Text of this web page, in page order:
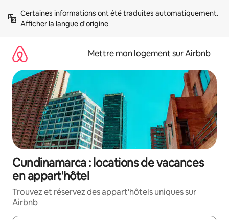
directement
Afficher la langue d'origine
Mettre mon logement sur Airbnb
Cundinamarca : locations de vacances
en appart'hôtel
Trouvez et réservez des appart'hôtels uniques sur
Airbnb